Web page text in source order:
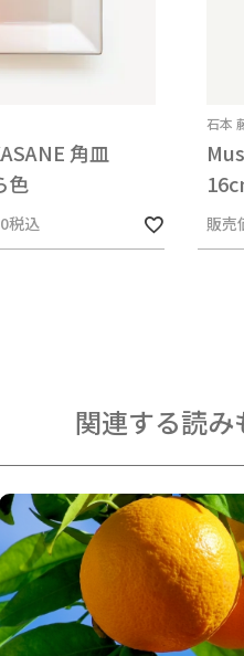
角皿
色
税込
石本
販売
関連する読み